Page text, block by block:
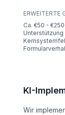
ERWEITERTE
Ca. €50 -
KI-
Wir